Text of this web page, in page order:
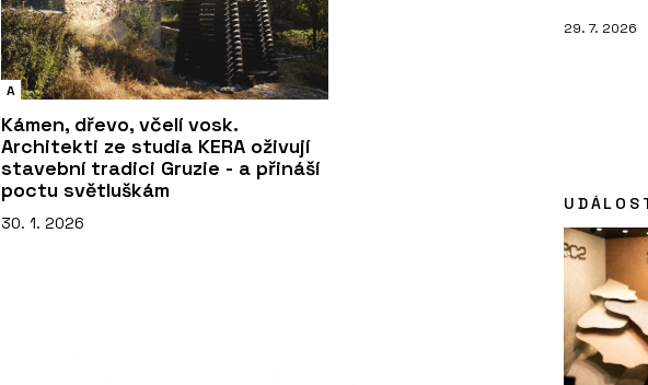
A
Kámen, dřevo, včelí vosk.
Architekti ze studia KERA oživují
stavební tradici Gruzie - a přináší
poctu světluškám
30. 1. 2026
29. 7. 2026